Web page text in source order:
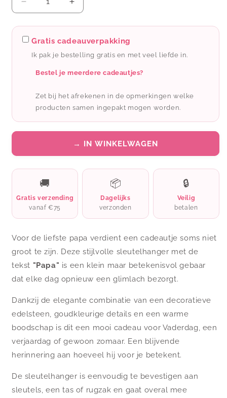
Aantal
verlagen
voor
Miko:
sleutelhanger
Aantal
verhogen
voor
Miko:
Edelsteen
sleutelhanger
-
Gratis cadeauverpakking
Ik pak je bestelling gratis en met veel liefde in.
Bestel je meerdere cadeautjes?
Zet bij het afrekenen in de opmerkingen welke
producten samen ingepakt mogen worden.
→ IN WINKELWAGEN
🚚
Gratis verzending
vanaf €75
📦
Dagelijks
verzonden
🔒
Veilig
betalen
Voor de liefste papa verdient een cadeautje soms niet
groot te zijn. Deze stijlvolle sleutelhanger met de
tekst "Papa" is een klein maar betekenisvol gebaar
dat elke dag opnieuw een glimlach bezorgt.
Dankzij de elegante combinatie van een decoratieve
edelsteen, goudkleurige details en een warme
boodschap is dit een mooi cadeau voor Vaderdag, een
verjaardag of gewoon zomaar. Een blijvende
herinnering aan hoeveel hij voor je betekent.
De sleutelhanger is eenvoudig te bevestigen aan
sleutels, een tas of rugzak en gaat overal mee